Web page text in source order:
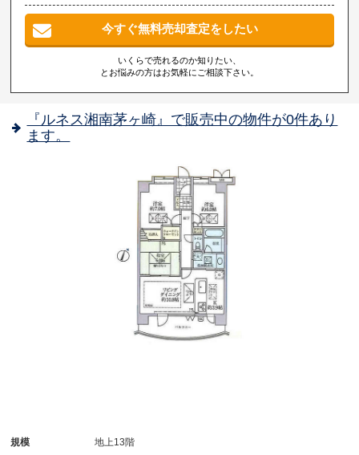
今すぐ無料売却査定をしたい
いくらで売れるのか知りたい、
とお悩みの方はお気軽にご相談下さい。
『ルネス湘南茅ヶ崎』で販売中の物件が0件あり
ます。
規模 地上13階